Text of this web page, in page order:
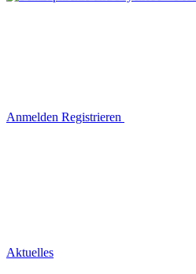
Anmelden Registrieren
Aktuelles